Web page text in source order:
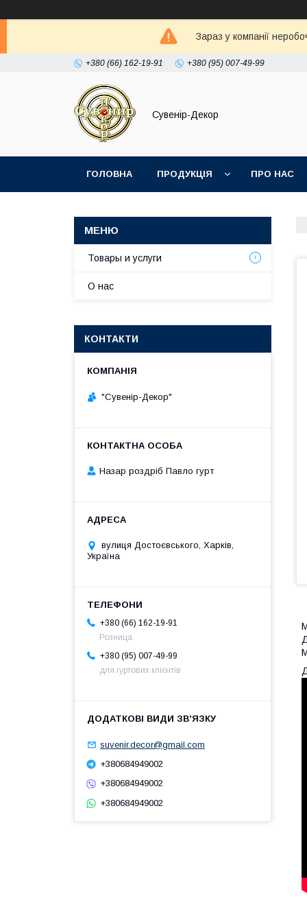
Зараз у компанії
+380 (66) 162-19-91 +380 (95) 007-49-99
Сувенір-Декор
ГОЛОВНА ПРОДУКЦІЯ ПРО НАС
Товары и услуги
О нас
КОНТАКТИ
"Сувенір-Декор"
Назар роздріб Павло гурт
вулиця Достоєвського, Харків,
Україна
+380 (66) 162-19-91
Розница
+380 (95) 007-49-99
для гуртових клієнтів
suvenir.decor@gmail.com
+380684949002
+380684949002
+380684949002